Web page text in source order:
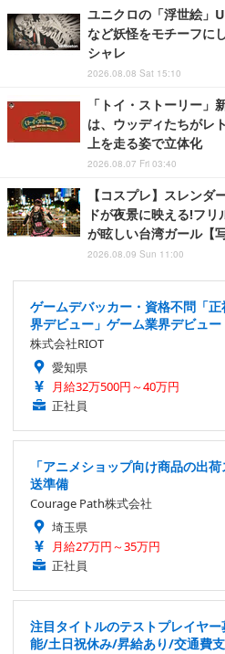
ユニクロの「浮世絵」
など妖怪をモチーフに
シャレ
2026.08.08 Sat 15:10
「トイ・ストーリー
は、ウッディたちがレ
上を走る姿で立体化
2026.08.07 Fri 03:40
【コスプレ】スレンダ
ドが夜景に映える!フ
が眩しい台湾ガール【
2026.08.09 Sun 11:00
ゲームデバッカー・資格不問「
界デビュー」ゲーム業界デビュ
株式会社RIOT
愛知県
月給32万500円～40万円
正社員
「アニメショップ向け商品の出
送準備
Courage Path株式会社
埼玉県
月給27万円～35万円
正社員
注目タイトルのテストプレイヤ
能/土日祝休み/昇給あり/交通費